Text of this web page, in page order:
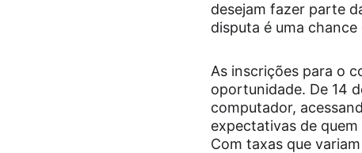
desejam fazer parte
disputa é uma
As inscrições para o
oportunidade. De 14
computador,
expectativas de
Com taxas que